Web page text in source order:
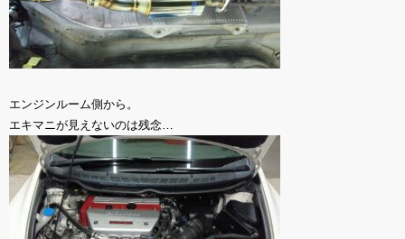
エンジンルーム側から。
エキマニが見えないのは残念…